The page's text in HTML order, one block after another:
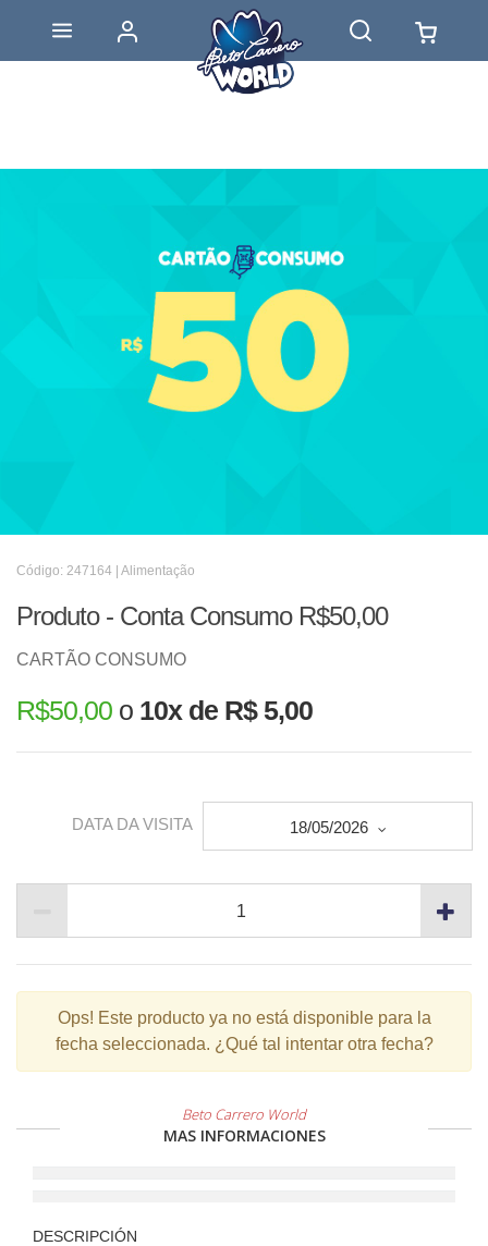
Código: 247164 | Alimentação
Produto - Conta Consumo R$50,00
CARTÃO CONSUMO
R$50,00 o 10x de R$ 5,00
DATA DA VISITA 18/05/2026
Ops! Este producto ya no está disponible para la
fecha seleccionada. ¿Qué tal intentar otra fecha?
Beto Carrero World
MAS INFORMACIONES
DESCRIPCIÓN